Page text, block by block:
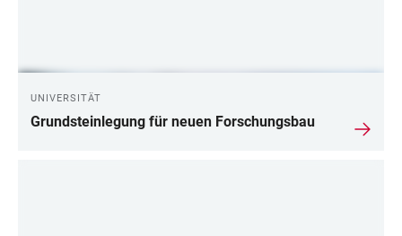
UNIVERSITÄT
Grundsteinlegung für neuen Forschungsbau